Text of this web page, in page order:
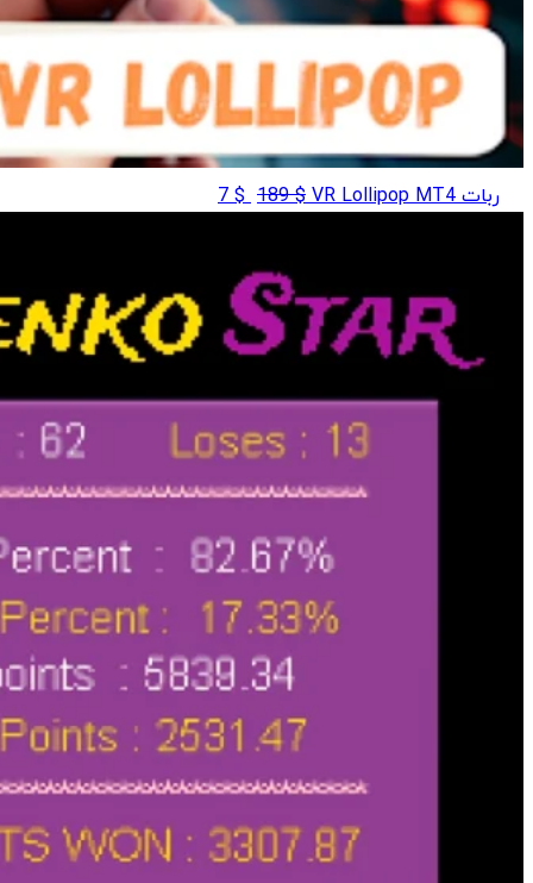
ربات VR Lollipop MT4 $
189
قیمت
بود.
$
7 قیمت
است.